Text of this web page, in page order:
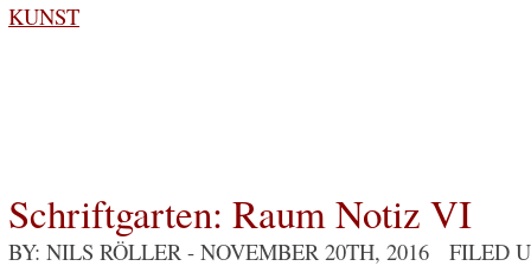
KUNST
Schriftgarten: Raum Notiz VI
BY: NILS RÖLLER - NOVEMBER 20TH, 2016 FILED